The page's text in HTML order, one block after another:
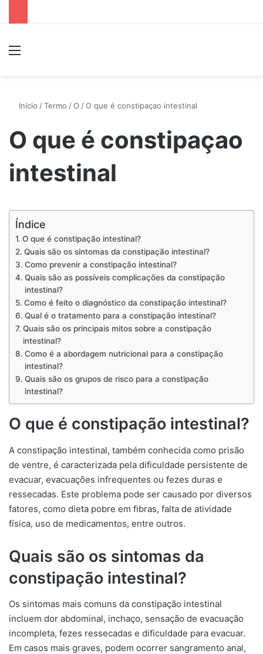
Início /Termo /O /O que é constipaçao intestinal
O que é constipaçao
intestinal
Índice
O que é constipação intestinal?
Quais são os sintomas da constipação intestinal?
Como prevenir a constipação intestinal?
Quais são as possíveis complicações da constipação
intestinal?
Como é feito o diagnóstico da constipação intestinal?
Qual é o tratamento para a constipação intestinal?
Quais são os principais mitos sobre a constipação
intestinal?
Como é a abordagem nutricional para a constipação
intestinal?
Quais são os grupos de risco para a constipação
intestinal?
O que é constipação intestinal?
A constipação intestinal, também conhecida como prisão
de ventre, é caracterizada pela dificuldade persistente de
evacuar, evacuações infrequentes ou fezes duras e
ressecadas. Este problema pode ser causado por diversos
fatores, como dieta pobre em fibras, falta de atividade
física, uso de medicamentos, entre outros.
Quais são os sintomas da
constipação intestinal?
Os sintomas mais comuns da constipação intestinal
incluem dor abdominal, inchaço, sensação de evacuação
incompleta, fezes ressecadas e dificuldade para evacuar.
Em casos mais graves, podem ocorrer sangramento anal,